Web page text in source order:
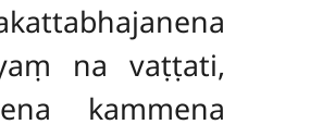
na vaṭṭati,
kammena